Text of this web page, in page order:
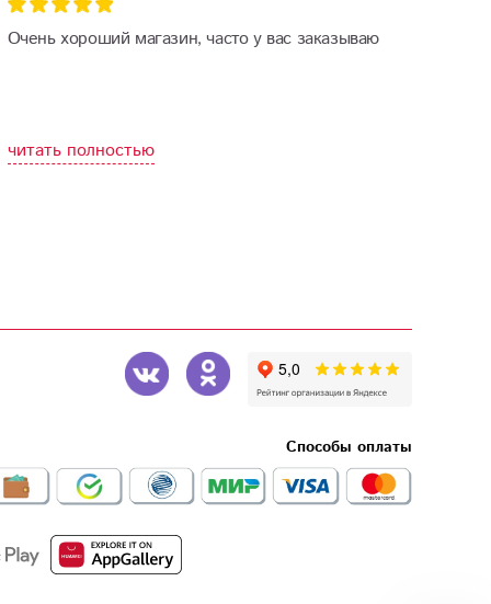
Очень хороший магазин, часто у вас заказываю
читать полностью
Способы оплаты